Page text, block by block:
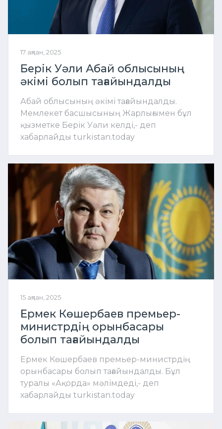
17 ақпан, 2025
Берік Уәли Абай облысының
әкімі болып тағайындалды
Абай облысының әкімі тағайындалды.
Мемлекет басшысының Жарлығымен бұл
қызметке Берік Уәли келді,- деп
хабарлайды turkistan.today
15 ақпан, 2025
Ермек Көшербаев премьер-
министрдің орынбасары
болып тағайындалды
Ермек Көшербаев премьер-министрдің
орынбасары болып тағайындалды. Бұл
туралы «Ақорда» мәлімдеді,- деп
хабарлайды turkistan.today